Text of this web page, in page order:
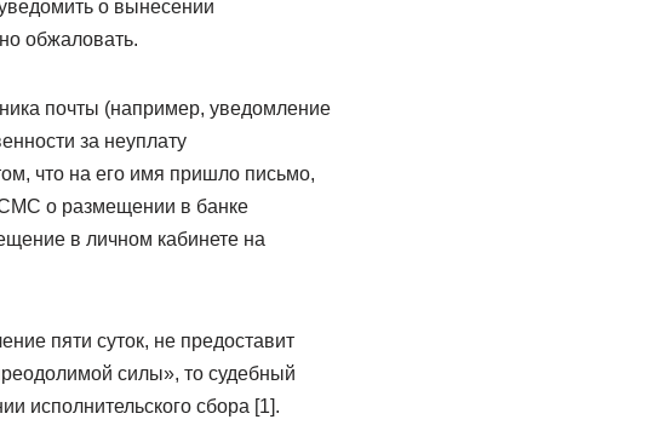
о вынесении
обжаловать.
почты (например, уведомление
за неуплату
что на его имя пришло письмо,
СМС о размещении в банке
в личном кабинете на
пяти суток, не предоставит
силы», то судебный
исполнительского сбора [1].